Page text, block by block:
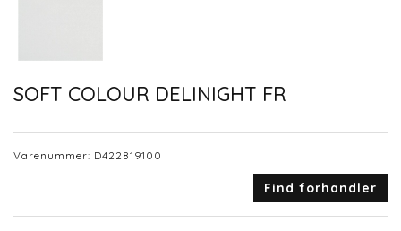
SOFT COLOUR DELINIGHT FR
Varenummer: D422819100
Find forhandler